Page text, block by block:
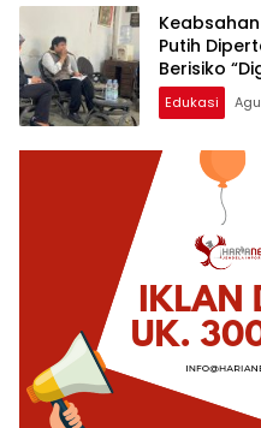
Putih
Berisiko
Edukasi